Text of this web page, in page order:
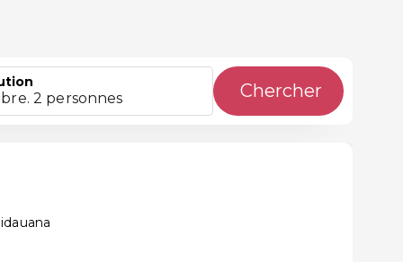
2 personnes Chercher